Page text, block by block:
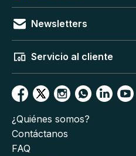
Newsletters
Servicio al cliente
¿Quiénes somos?
Contáctanos
FAQ